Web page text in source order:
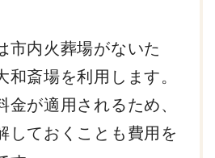
市内火葬場がないた
和斎場を利用します。
金が適用されるため、
しておくことも費用を